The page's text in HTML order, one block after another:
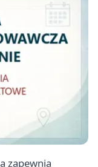
zapewnia